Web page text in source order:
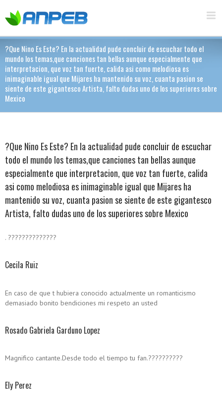
?Que Nino Es Este? En la actualidad pude concluir de escuchar todo el
mundo los temas,que canciones tan bellas aunque especialmente que
interpretacion, que voz tan fuerte, calida asi­ como melodiosa es
inimaginable igual que Mijares ha mantenido su voz, cuanta pasion se
siente de este gigantesco Artista, falto dudas uno de los superiores sobre
Mexico
?Que Nino Es Este? En la actualidad pude concluir de escuchar
todo el mundo los temas,que canciones tan bellas aunque
especialmente que interpretacion, que voz tan fuerte, calida
asi­ como melodiosa es inimaginable igual que Mijares ha
mantenido su voz, cuanta pasion se siente de este gigantesco
Artista, falto dudas uno de los superiores sobre Mexico
. ??????????????
Cecila Ruiz
En caso de que t hubiera conocido actualmente un romanticismo
demasiado bonito bendiciones mi respeto an usted
Rosado Gabriela Garduno Lopez
Magnifico cantante.Desde todo el tiempo tu fan.??????????
Ely Perez